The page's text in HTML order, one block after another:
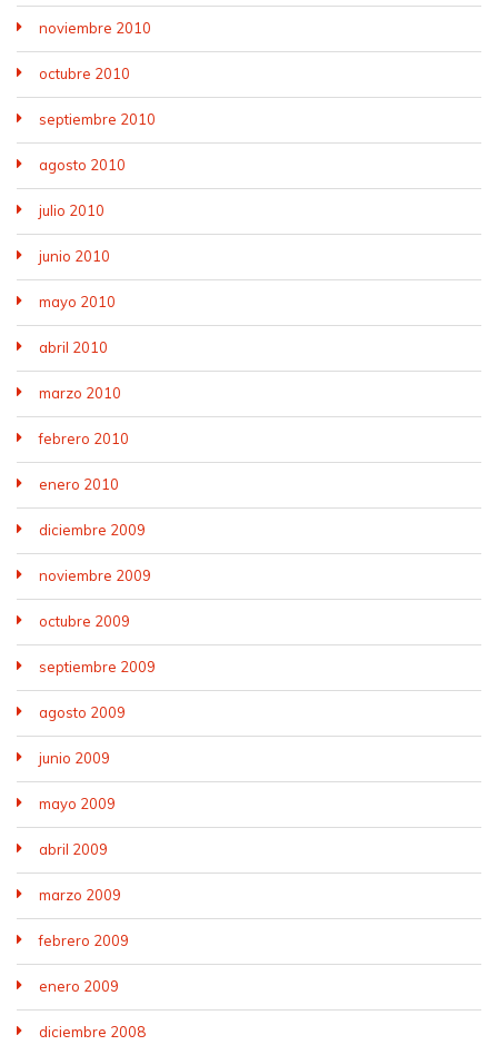
noviembre 2010
octubre 2010
septiembre 2010
agosto 2010
julio 2010
junio 2010
mayo 2010
abril 2010
marzo 2010
febrero 2010
enero 2010
diciembre 2009
noviembre 2009
octubre 2009
septiembre 2009
agosto 2009
junio 2009
mayo 2009
abril 2009
marzo 2009
febrero 2009
enero 2009
diciembre 2008